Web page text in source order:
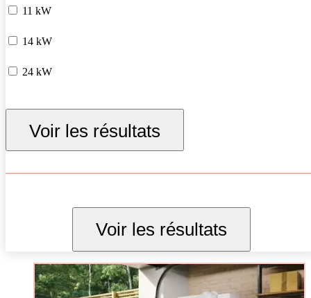
11 kW
14 kW
24 kW
Voir les résultats
Voir les résultats